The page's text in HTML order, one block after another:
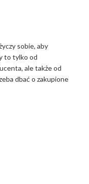
sobie, aby
to tylko od
ale także od
dbać o zakupione